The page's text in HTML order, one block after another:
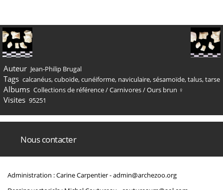
Auteur Jean-Philip Brugal
Tags calcanéus,cuboïde,cunéiforme, naviculaire,sésamoïde,talus,tarse
Albums Collections de référence/Carnivores/Ours brun ♀
Visites 95251
Nous contacter
Administration : Carine Carpentier -admin@archezoo.org